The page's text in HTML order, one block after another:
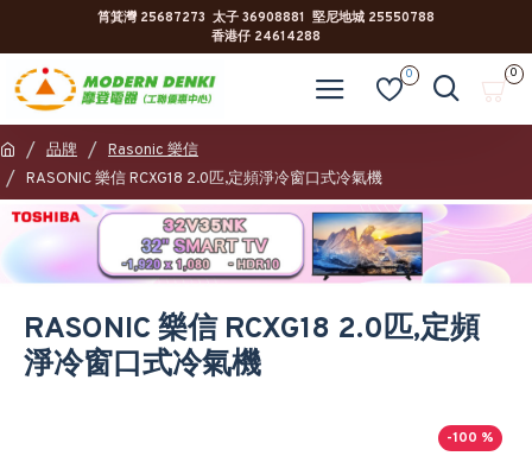
筲箕灣 25687273 太子 36908881 堅尼地城 25550788
香港仔 24614288
0 0
品牌
Rasonic 樂信
RASONIC 樂信 RCXG18 2.0匹,定頻淨冷窗口式冷氣機
RASONIC 樂信 RCXG18 2.0匹,定頻
淨冷窗口式冷氣機
-100 %